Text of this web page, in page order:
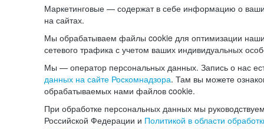
Маркетинговые — содержат в себе информацию о
на сайтах.
Мы обрабатываем файлы cookie для оптимизации
сетевого трафика с учетом ваших индивидуальных
Мы — оператор персональных данных. Запись о нас
данных на сайте Роскомнадзора. Там вы можете
обрабатываемых нами файлов cookie.
При обработке персональных данных мы
Российской Федерации и Политикой в области